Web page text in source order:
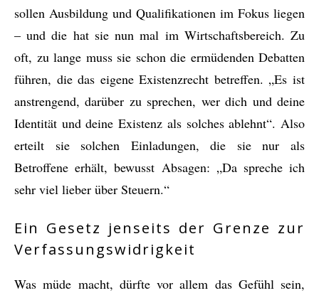
sollen Ausbildung und Qualifikationen im Fokus liegen
– und die hat sie nun mal im Wirtschaftsbereich. Zu
oft, zu lange muss sie schon die ermüdenden Debatten
führen, die das eigene Existenzrecht betreffen. „Es ist
anstrengend, darüber zu sprechen, wer dich und deine
Identität und deine Existenz als solches ablehnt“. Also
erteilt sie solchen Einladungen, die sie nur als
Betroffene erhält, bewusst Absagen: „Da spreche ich
sehr viel lieber über Steuern.“
Ein Gesetz jenseits der Grenze zur
Verfassungswidrigkeit
Was müde macht, dürfte vor allem das Gefühl sein,